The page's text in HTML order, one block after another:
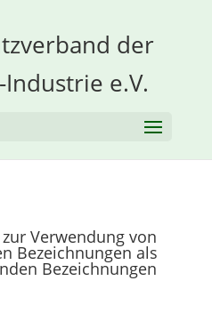
der
e.V.
Verwendung von
Bezeichnungen als
Bezeichnungen